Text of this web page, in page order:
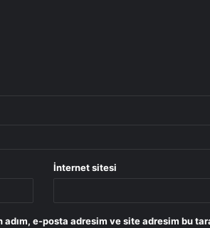
İnternet sitesi
e-posta adresim ve site adresim bu